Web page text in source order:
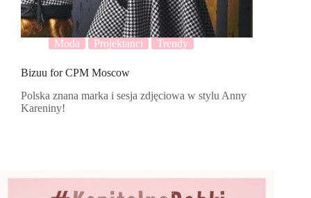
Moda Projektanci Trendy
Bizuu for CPM Moscow
Polska znana marka i sesja zdjęciowa w stylu Anny
Kareniny!